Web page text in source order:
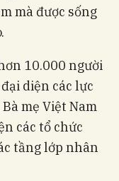
mà được sống
10.000 người
diện các lực
mẹ Việt Nam
các tổ chức
tầng lớp nhân